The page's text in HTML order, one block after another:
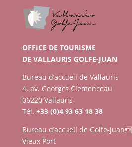
OFFICE DE TOURISME
DE VALLAURIS GOLFE-JUAN
Bureau d’accueil de Vallauris
4, av. Georges Clemenceau
06220 Vallauris
Tél. +33 (0)4 93 63 18 38
Bureau d’accueil de Golfe-Juan
Vieux Port